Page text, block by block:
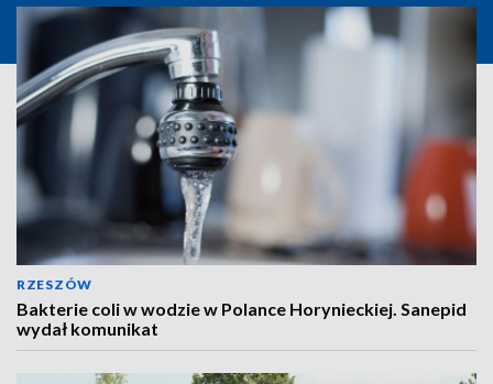
RZESZÓW
Bakterie coli w wodzie w Polance Horynieckiej. Sanepid
wydał komunikat